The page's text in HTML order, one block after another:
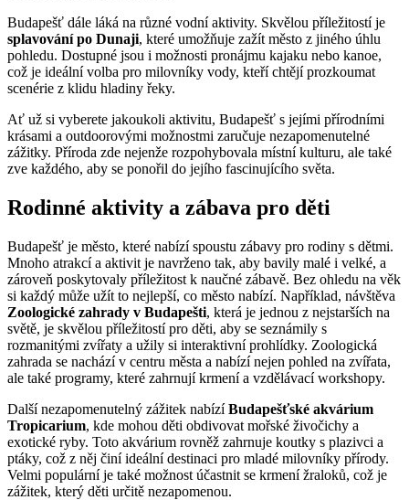
Budapešť dále láká na různé vodní aktivity. Skvělou příležitostí je
splavování po Dunaji, které umožňuje zažít město z jiného úhlu
pohledu. Dostupné jsou i možnosti pronájmu kajaku nebo kanoe,
což je ideální volba pro milovníky vody, kteří chtějí prozkoumat
scenérie z klidu hladiny řeky.
Ať už si vyberete jakoukoli aktivitu, Budapešť s jejími přírodními
krásami a outdoorovými možnostmi zaručuje nezapomenutelné
zážitky. Příroda zde nejenže rozpohybovala místní kulturu, ale také
zve každého, aby se ponořil do jejího fascinujícího světa.
Rodinné aktivity a zábava pro děti
Budapešť je město, které nabízí spoustu zábavy pro rodiny s dětmi.
Mnoho atrakcí a aktivit je navrženo tak, aby bavily malé i velké, a
zároveň poskytovaly příležitost k naučné zábavě. Bez ohledu na věk
si každý může užít to nejlepší, co město nabízí. Například, návštěva
Zoologické zahrady v Budapešti, která je jednou z nejstarších na
světě, je skvělou příležitostí pro děti, aby se seznámily s
rozmanitými zvířaty a užily si interaktivní prohlídky. Zoologická
zahrada se nachází v centru města a nabízí nejen pohled na zvířata,
ale také programy, které zahrnují krmení a vzdělávací workshopy.
Další nezapomenutelný zážitek nabízíBudapešťské akvárium
Tropicarium, kde mohou děti obdivovat mořské živočichy a
exotické ryby. Toto akvárium rovněž zahrnuje koutky s plazivci a
ptáky, což z něj činí ideální destinaci pro mladé milovníky přírody.
Velmi populární je také možnost účastnit se krmení žraloků, což je
zážitek, který děti určitě nezapomenou.